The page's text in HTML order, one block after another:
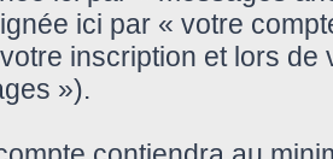
ici par « votre
inscription et lors
»).